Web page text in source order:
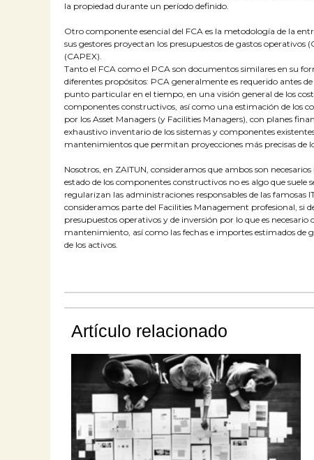
la propiedad durante un período definido.
Otro componente esencial del FCA es la metodología de la
sus gestores proyectan los presupuestos de gastos
(CAPEX).
Tanto el FCA como el PCA son documentos similares en su
diferentes propósitos: PCA generalmente es requerido antes
punto particular en el tiempo, en una visión general de los
componentes constructivos, así como una estimación de los
por los Asset Managers (y Facilities Managers), con planes
exhaustivo inventario de los sistemas y componentes
mantenimientos que permitan proyecciones más precisas de
Nosotros, en ZAITUN, consideramos que ambos son
estado de los componentes constructivos no es algo que
regularizan las administraciones responsables de las famosas
consideramos parte del Facilities Management profesional, si
presupuestos operativos y de inversión por lo que es
mantenimiento, así como las fechas e importes estimados de
de los activos.
Artículo relacionado